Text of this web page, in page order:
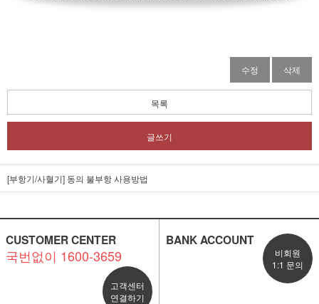
수정 삭제
목록
글쓰기
[부항기/사혈기] 동의 불부항 사용방법
CUSTOMER CENTER
국번없이 1600-3659
고객센터
연결하기
BANK ACCOUNT
비회원
1:1 문의